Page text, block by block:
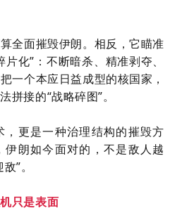
全面摧毁伊朗。相反，它瞄准
化”：不断暗杀、精准剥夺、
一个本应日益成型的核国家，
拼接的“战略碎图”。
更是一种治理结构的摧毁方
朗如今面对的，不是敌人越
”。
只是表面